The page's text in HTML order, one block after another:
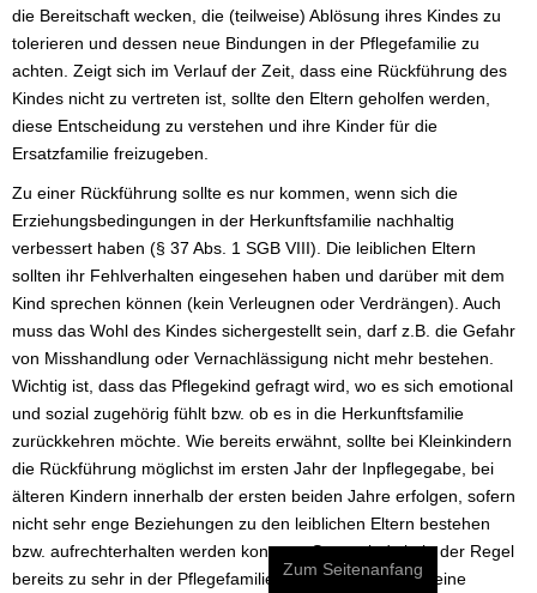
die Bereitschaft wecken, die (teilweise) Ablösung ihres Kindes zu
tolerieren und dessen neue Bindungen in der Pflegefamilie zu
achten. Zeigt sich im Verlauf der Zeit, dass eine Rückführung des
Kindes nicht zu vertreten ist, sollte den Eltern geholfen werden,
diese Entscheidung zu verstehen und ihre Kinder für die
Ersatzfamilie freizugeben.
Zu einer Rückführung sollte es nur kommen, wenn sich die
Erziehungsbedingungen in der Herkunftsfamilie nachhaltig
verbessert haben (§ 37 Abs. 1 SGB VIII). Die leiblichen Eltern
sollten ihr Fehlverhalten eingesehen haben und darüber mit dem
Kind sprechen können (kein Verleugnen oder Verdrängen). Auch
muss das Wohl des Kindes sichergestellt sein, darf z.B. die Gefahr
von Misshandlung oder Vernachlässigung nicht mehr bestehen.
Wichtig ist, dass das Pflegekind gefragt wird, wo es sich emotional
und sozial zugehörig fühlt bzw. ob es in die Herkunftsfamilie
zurückkehren möchte. Wie bereits erwähnt, sollte bei Kleinkindern
die Rückführung möglichst im ersten Jahr der Inpflegegabe, bei
älteren Kindern innerhalb der ersten beiden Jahre erfolgen, sofern
nicht sehr enge Beziehungen zu den leiblichen Eltern bestehen
bzw. aufrechterhalten werden konnten. Sonst sind sie in der Regel
bereits zu sehr in der Pflegefamilie verwurzelt, als dass eine
Zum Seitenanfang